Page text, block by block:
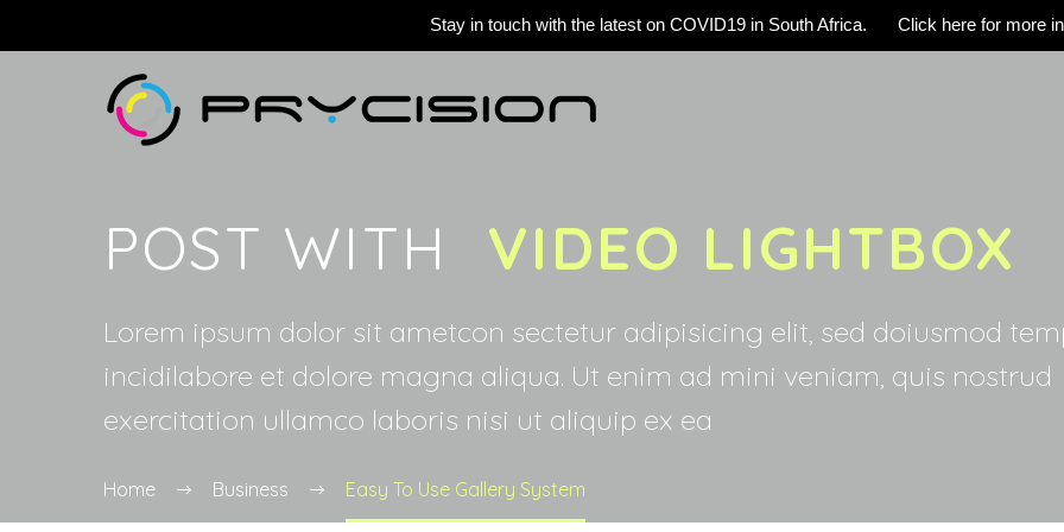
Stay in touch with the latest on COVID19 in South Africa. Click here for more
POST WITH VIDEO LIGHTBOX
Lorem ipsum dolor sit ametcon sectetur adipisicing elit, sed doiusmod
incidilabore et dolore magna aliqua. Ut enim ad mini veniam, quis nostrud
exercitation ullamco laboris nisi ut aliquip ex ea
Home Business Easy To Use Gallery System